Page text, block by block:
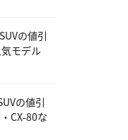
の値引
モデル
の値引
CX-80な